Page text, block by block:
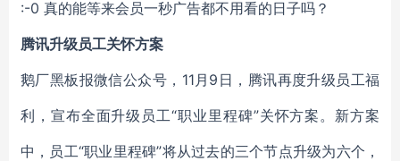
:-0 真的能等来会员一秒广告都不用看的日子吗？
腾讯升级员工关怀方案
鹅厂黑板报微信公众号，11月9日，腾讯再度升级员工福
利，宣布全面升级员工“职业里程碑”关怀方案。新方案
中，员工“职业里程碑”将从过去的三个节点升级为六个，